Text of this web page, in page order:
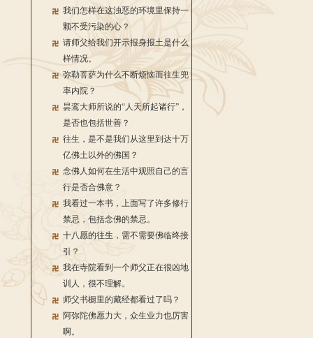
我们怎样在这浊恶的环境里保持一
颗不受污染的心？
请师父给我们开示报身报土是什么
样情况。
弥勒菩萨为什么不断烦恼而往生兜
率内院？
昙鸾大师所说的“人天所起诸行”，
是否也包括世善？
往生，是不是我们从这里到达十万
亿佛土以外的佛国？
念佛人如何在生活中观照自己的言
行是否合佛意？
我看过一本书，上面写了许多修行
禁忌，包括念佛的禁忌。
十八愿的往生，需不需要佛临终接
引？
我在寺院看到一个师父正在很凶地
训人，很不理解。
师父书橱里的藏经都看过了吗？
阿弥陀佛愿力大，众生业力也厉害
啊。